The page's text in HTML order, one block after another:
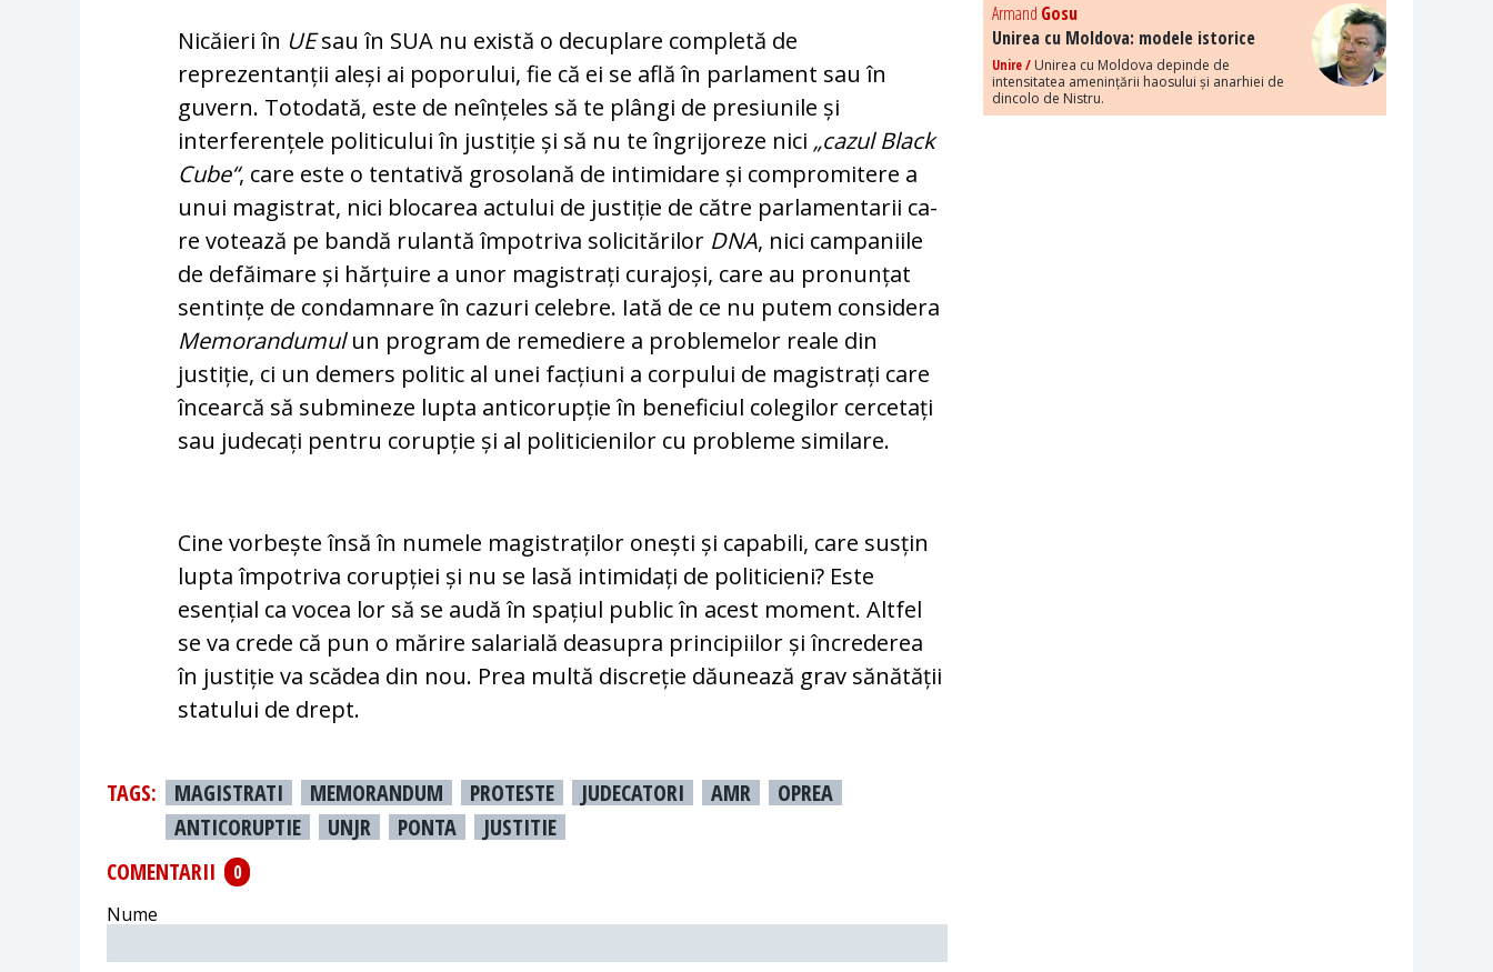
Nicăieri în UEsau în SUA nu există o de­cu­plare completă de
reprezentanții aleși ai po­porului, fie că ei se află în parlament sau în
guvern. Totodată, este de neînțeles să te plângi de presiunile și
interferențele po­li­ticului în justiție și să nu te îngrijoreze nici „cazul Black
Cube“, care este o ten­ta­ti­vă grosolană de intimidare și com­pro­mi­tere a
unui magistrat, nici blocarea ac­tului de justiție de către parlamentarii ca­
re vo­tează pe bandă rulantă împotriva so­li­ci­tă­rilor DNA, nici campaniile
de defăi­ma­re și hărțuire a unor magistrați curajoși, care au pronunțat
sentințe de condamnare în ca­zuri celebre. Iată de ce nu putem con­si­de­ra
Memorandumulun program de re­me­die­re a problemelor reale din
justiție, ci un demers politic al unei facțiuni a cor­pului de magistrați care
încearcă să sub­mineze lupta anticorupție în beneficiul co­le­gilor cercetați
sau judecați pentru corup­ție și al politicienilor cu probleme simi­lare.
Cine vorbește însă în numele magistraților onești și capabili, care susțin
lupta îm­po­tri­va corupției și nu se lasă intimidați de politicieni? Este
esențial ca vocea lor să se audă în spațiul public în acest moment. Alt­fel
se va crede că pun o mărire salarială dea­supra principiilor și încrederea
în jus­ti­ție va scădea din nou. Prea multă discreție dău­nează grav sănătății
statului de drept.
TAGS: MAGISTRATI MEMORANDUM PROTESTE JUDECATORI AMR
OPREA
ANTICORUPTIE
UNJR PONTA
JUSTITIE
COMENTARII
0
Nume
Armand Gosu
Unirea cu Moldova: modele istorice
Unire / Unirea cu Moldova depinde de
intensitatea amenințării haosului și anarhiei de
dincolo de Nistru.